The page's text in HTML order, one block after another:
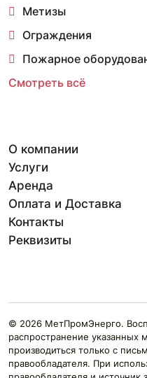
Метизы
Ограждения
Пожарное
Смотреть всё
О компании
Услуги
Аренда
Оплата и Доставка
Контакты
Реквизиты
© 2026 МетПромЭнерго.
распространение
производиться только с
правообладателя. При